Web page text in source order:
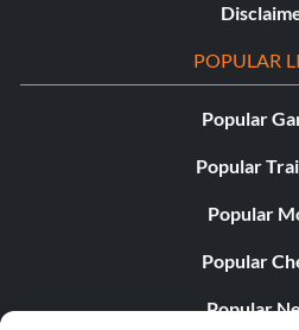
POPULAR
Popular
Popular
Popular
Popular
Popular